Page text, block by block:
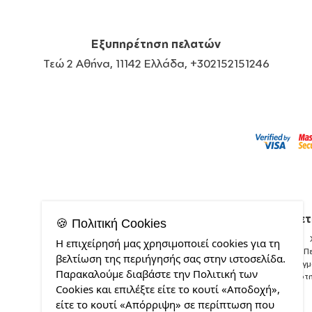
Εξυπηρέτηση πελατών
Τεώ 2 Αθήνα, 11142 Ελλάδα, +302152151246
🍪 Πολιτική Cookies
Η επιχείρησή μας χρησιμοποιεί cookies για τη
βελτίωση της περιήγησής σας στην ιστοσελίδα.
Παρακαλούμε διαβάστε την Πολιτική των
Cookies και επιλέξτε είτε το κουτί «Αποδοχή»,
είτε το κουτί «Απόρριψη» σε περίπτωση που